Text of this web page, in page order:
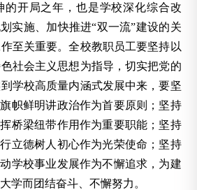
的开局之年，也是学校深化综合改
实施、加快推进“双一流”建设的关
至关重要。全校教职员工要坚持以
社会主义思想为指导，切实把党的
学校高质量内涵式发展中来，要坚
帜鲜明讲政治作为首要原则；坚持
桥梁纽带作用作为重要职能；坚持
立德树人初心作为光荣使命；坚持
学校事业发展作为不懈追求，为建
学而团结奋斗、不懈努力。